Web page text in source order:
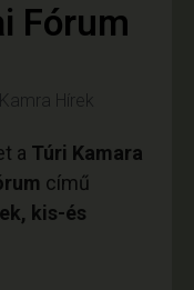
Fórum
Kamra Hírek
a Túri Kamara
című
kis-és